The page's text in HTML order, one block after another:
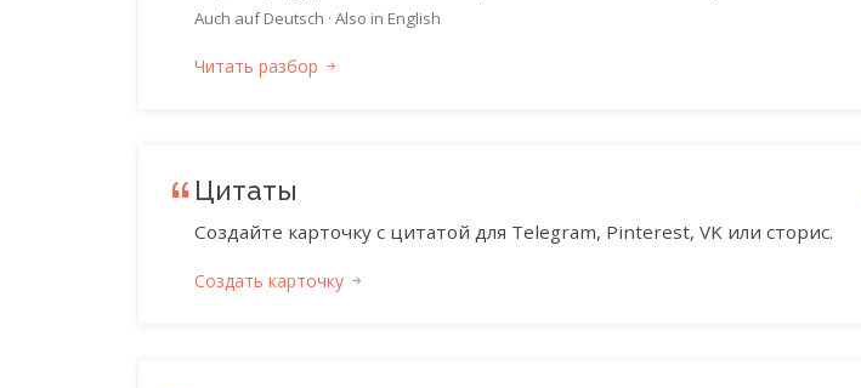
Auch auf Deutsch · Also in English
Читать разбор
Цитаты
Создайте карточку с цитатой для Telegram, Pinterest, VK или сторис.
Создать карточку